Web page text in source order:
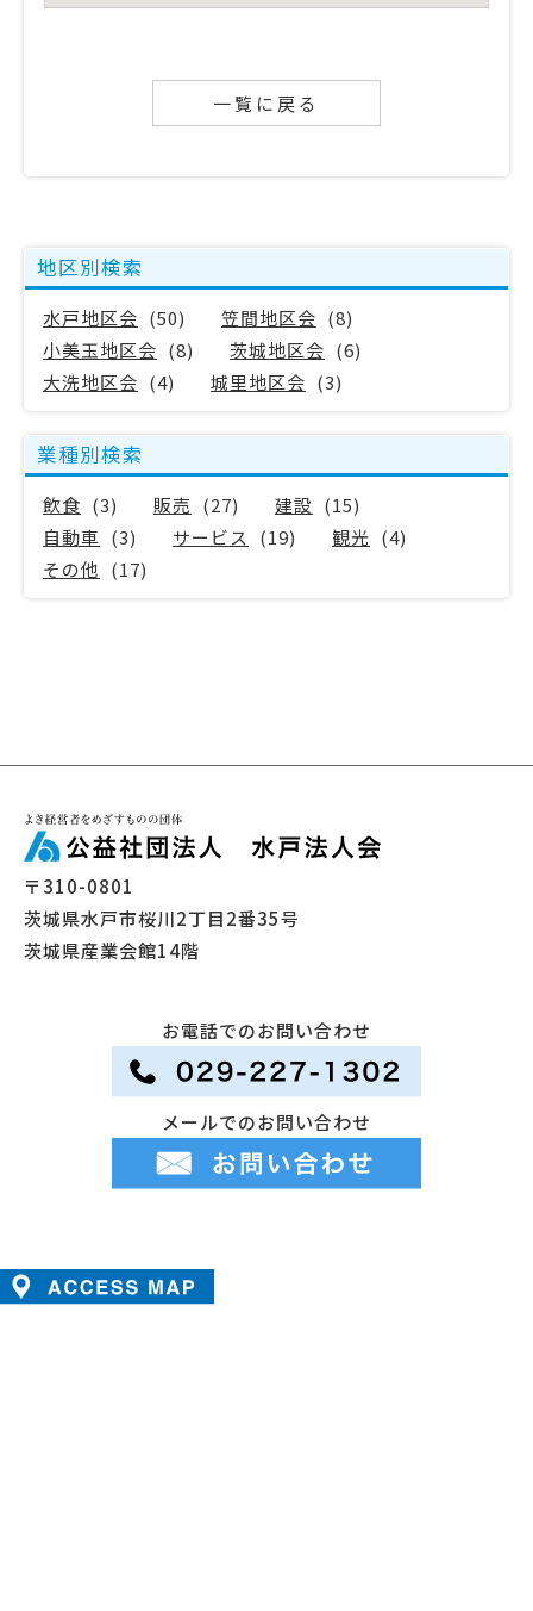
地区別検索
水戸地区会 (50) 笠間地区会 (8)
小美玉地区会 (8) 茨城地区会 (6)
大洗地区会 (4) 城里地区会 (3)
業種別検索
飲食 (3) 販売 (27) 建設 (15)
自動車 (3) サービス (19) 観光 (4)
その他 (17)
一覧に戻る
〒310-0801
茨城県水戸市桜川2丁目2番35号
茨城県産業会館14階
お電話でのお問い合わせ
メールでのお問い合わせ